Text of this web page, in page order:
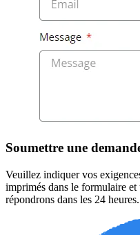
Soumettre une
Veuillez indiquer vos
imprimés dans le formulaire
répondrons dans les 24 heures.